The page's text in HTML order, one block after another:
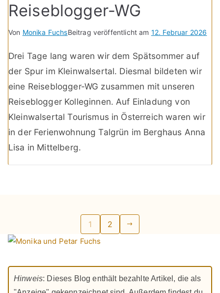
Reiseblogger-WG
Von Monika FuchsBeitrag veröffentlicht am 12. Februar 2026
Drei Tage lang waren wir dem Spätsommer auf
der Spur im Kleinwalsertal. Diesmal bildeten wir
eine Reiseblogger-WG zusammen mit unseren
Reiseblogger Kolleginnen. Auf Einladung von
Kleinwalsertal Tourismus in Österreich waren wir
in der Ferienwohnung Talgrün im Berghaus Anna
Lisa in Mittelberg.
Seitennummerierung
der
Beiträge
1 2
Hinweis: Dieses Blog enthält bezahlte Artikel, die als